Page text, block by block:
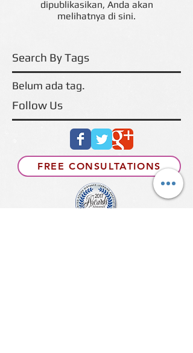
dipublikasikan, Anda akan
melihatnya di sini.
Search By Tags
Belum ada tag.
Follow Us
FREE CONSULTATIONS